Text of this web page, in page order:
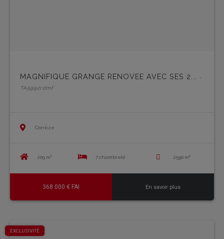
MAGNIFIQUE GRANGE RENOVEE AVEC SES 2...
-
TA5992rdmf
Corrèze
205 m² 7 chambre(s) 2590 m²
368 000 € FAI En savoir plus
EXCLUSIVITÉ